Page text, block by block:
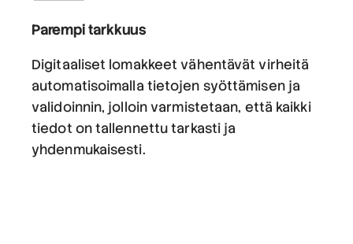
Parempi tarkkuus
Digitaaliset lomakkeet vähentävät virheitä
automatisoimalla tietojen syöttämisen ja
validoinnin, jolloin varmistetaan, että kaikki
tiedot on tallennettu tarkasti ja
yhdenmukaisesti.